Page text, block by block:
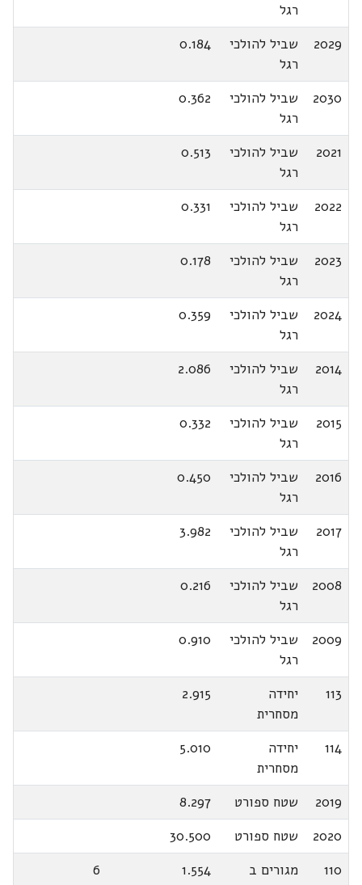
רגל
2029
שביל להולכי
רגל
0.184
2030
שביל להולכי
רגל
0.362
2021
שביל להולכי
רגל
0.513
2022
שביל להולכי
רגל
0.331
2023
שביל להולכי
רגל
0.178
2024
שביל להולכי
רגל
0.359
2014
שביל להולכי
רגל
2.086
2015
שביל להולכי
רגל
0.332
2016
שביל להולכי
רגל
0.450
2017
שביל להולכי
רגל
3.982
2008
שביל להולכי
רגל
0.216
2009
שביל להולכי
רגל
0.910
113
יחידה
מסחרית
2.915
114
יחידה
מסחרית
5.010
2019 שטח ספורט
8.297
2020
שטח ספורט
30.500
110
מגורים ב 1.554
6